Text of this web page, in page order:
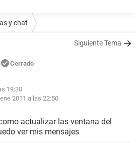
y chat
Siguiente Tema
Cerrado
19:30
2011 a las 22:50
actualizar las ventana del
ver mis mensajes